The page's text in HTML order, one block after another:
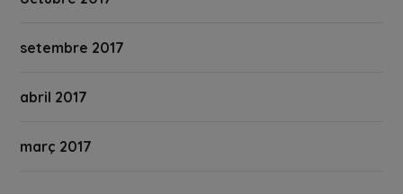
setembre 2017
abril 2017
març 2017